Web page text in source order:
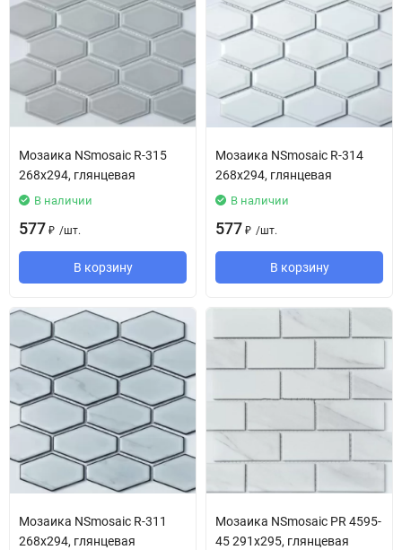
Мозаика NSmosaic R-315
268x294, глянцевая
В наличии
577 ₽ /шт.
В корзину
Мозаика NSmosaic R-314
268x294, глянцевая
В наличии
577 ₽ /шт.
В корзину
Мозаика NSmosaic R-311
268x294, глянцевая
Мозаика NSmosaic PR 4595-
45 291х295, глянцевая